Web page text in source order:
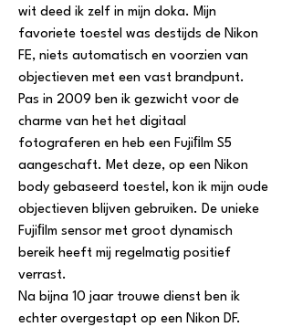
wit deed ik zelf in mijn doka. Mijn
favoriete toestel was destijds de Nikon
FE, niets automatisch en voorzien van
objectieven met een vast brandpunt.
Pas in 2009 ben ik gezwicht voor de
charme van het het digitaal
fotograferen en heb een Fujiﬁlm S5
aangeschaft. Met deze, op een Nikon
body gebaseerd toestel, kon ik mijn oude
objectieven blijven gebruiken. De unieke
Fujiﬁlm sensor met groot dynamisch
bereik heeft mij regelmatig positief
verrast.
Na bijna 10 jaar trouwe dienst ben ik
echter overgestapt op een Nikon DF.